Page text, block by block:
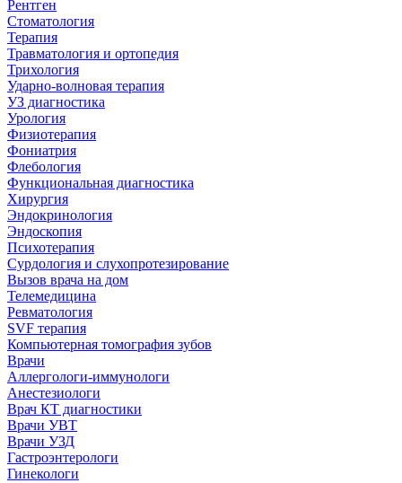
Рентген
Стоматология
Терапия
Травматология и ортопедия
Трихология
Ударно-волновая терапия
УЗ диагностика
Урология
Физиотерапия
Фониатрия
Флебология
Функциональная диагностика
Хирургия
Эндокринология
Эндоскопия
Психотерапия
Сурдология и слухопротезирование
Вызов врача на дом
Телемедицина
Ревматология
SVF терапия
Компьютерная томография зубов
Врачи
Аллергологи-иммунологи
Анестезиологи
Врач КТ диагностики
Врачи УВТ
Врачи УЗД
Гастроэнтерологи
Гинекологи